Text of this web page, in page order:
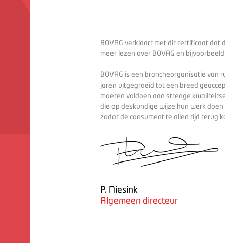
BOVAG verklaart met dit certificaat dat
meer lezen over BOVAG en
BOVAG is een brancheorganisatie van
jaren uitgegroeid tot een breed
moeten voldoen aan strenge
die op deskundige wijze hun werk
zodat de consument te allen tijd terug
P. Niesink
Algemeen directeur